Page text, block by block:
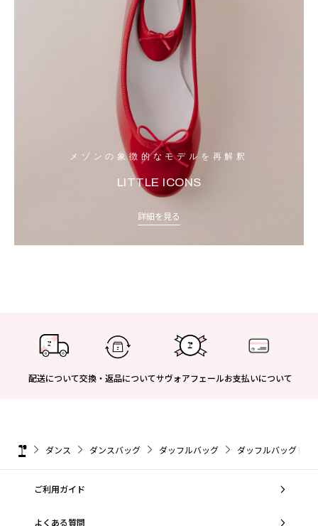
メゾンの象徴的なモデルを再解釈
LITTLE ICONS
詳細を見る
配送について交換・返品についてサヴォアフェールお支払いについて
ダンス ダンスバッグ ダッフルバッグ ダッフルバッグ Mサ
ご利用ガイド
よくある質問